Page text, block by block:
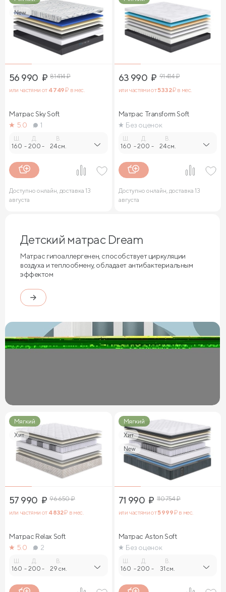
New
56 990 ₽ 81 414₽
или частями от 4 749₽ в мес.
Матрас Sky Soft
5.0
1
160 -
Д.
200 -
В.
24 см.
Доступно онлайн, доставка 13
августа
63 990 ₽ 91 414₽
или частями от5 332₽ в мес.
Матрас Transform Soft
Без оценок
160 -
Д.
200 -
В.
24 см.
Доступно онлайн, доставка 13
августа
Детский матрас Dream
Матрас гипоаллергенен, способствует циркуляции
воздуха и теплообмену, обладает антибактериальным
эффектом
Мягкий
Хит
57 990 ₽ 96 650₽
или частями от 4 832₽ в мес.
Матрас Relax Soft
5.0
2
160 -
Д.
200 -
В.
29 см.
Мягкий
Хит
New
71 990 ₽ 110 754₽
или частями от5 999₽ в мес.
Матрас Aston Soft
Без оценок
160 -
Д.
200 -
В.
31 см.